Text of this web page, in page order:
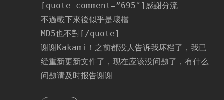
[quote comment=”695″]感謝分流
不過載下來後似乎是壞檔
MD5也不對[/quote]
谢谢Kakami！之前都没人告诉我坏档了，我已
经重新更新文件了，现在应该没问题了，有什么
问题请及时报告谢谢